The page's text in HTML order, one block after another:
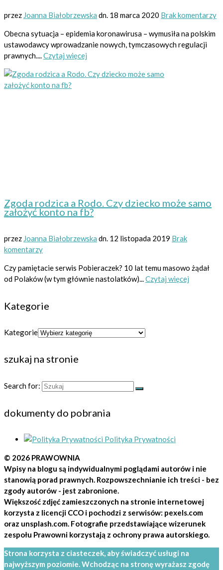
przez Joanna Białobrzewska dn. 18 marca 2020 Brak komentarzy
Obecna sytuacja – epidemia koronawirusa – wymusiła na polskim
ustawodawcy wprowadzanie nowych, tymczasowych regulacji
prawnych....Czytaj więcej
Zgoda rodzica a Rodo. Czy dziecko może samo
założyć konto na fb?
przez Joanna Białobrzewska dn. 12 listopada 2019 Brak
komentarzy
Czy pamiętacie serwis Pobieraczek? 10 lat temu masowo żądał
od Polaków (w tym głównie nastolatków)...Czytaj więcej
Kategorie
Kategorie
szukaj na stronie
Search for:
dokumenty do pobrania
Polityka Prywatności
© 2026 PRAWOWNIA
Wpisy na blogu są indywidualnymi poglądami autorów i nie
stanowią porad prawnych. Rozpowszechnianie ich treści - bez
zgody autorów - jest zabronione.
Większość zdjęć zamieszczonych na stronie internetowej
korzysta z licencji CCO i pochodzi z serwisów: pexels.com
oraz unsplash.com. Fotografie przedstawiające wizerunek
zespołu Prawowni korzystają z ochrony prawa autorskiego.
Strona korzysta z ciasteczek, aby świadczyć usługi na
najwyższym poziomie. Wchodząc na stronę wyrażasz zgodę